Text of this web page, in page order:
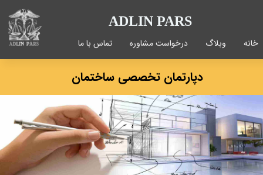
ADLIN PARS
خانه وبلاگ درخواست مشاوره تماس با ما
دپارتمان تخصصی ساختمان